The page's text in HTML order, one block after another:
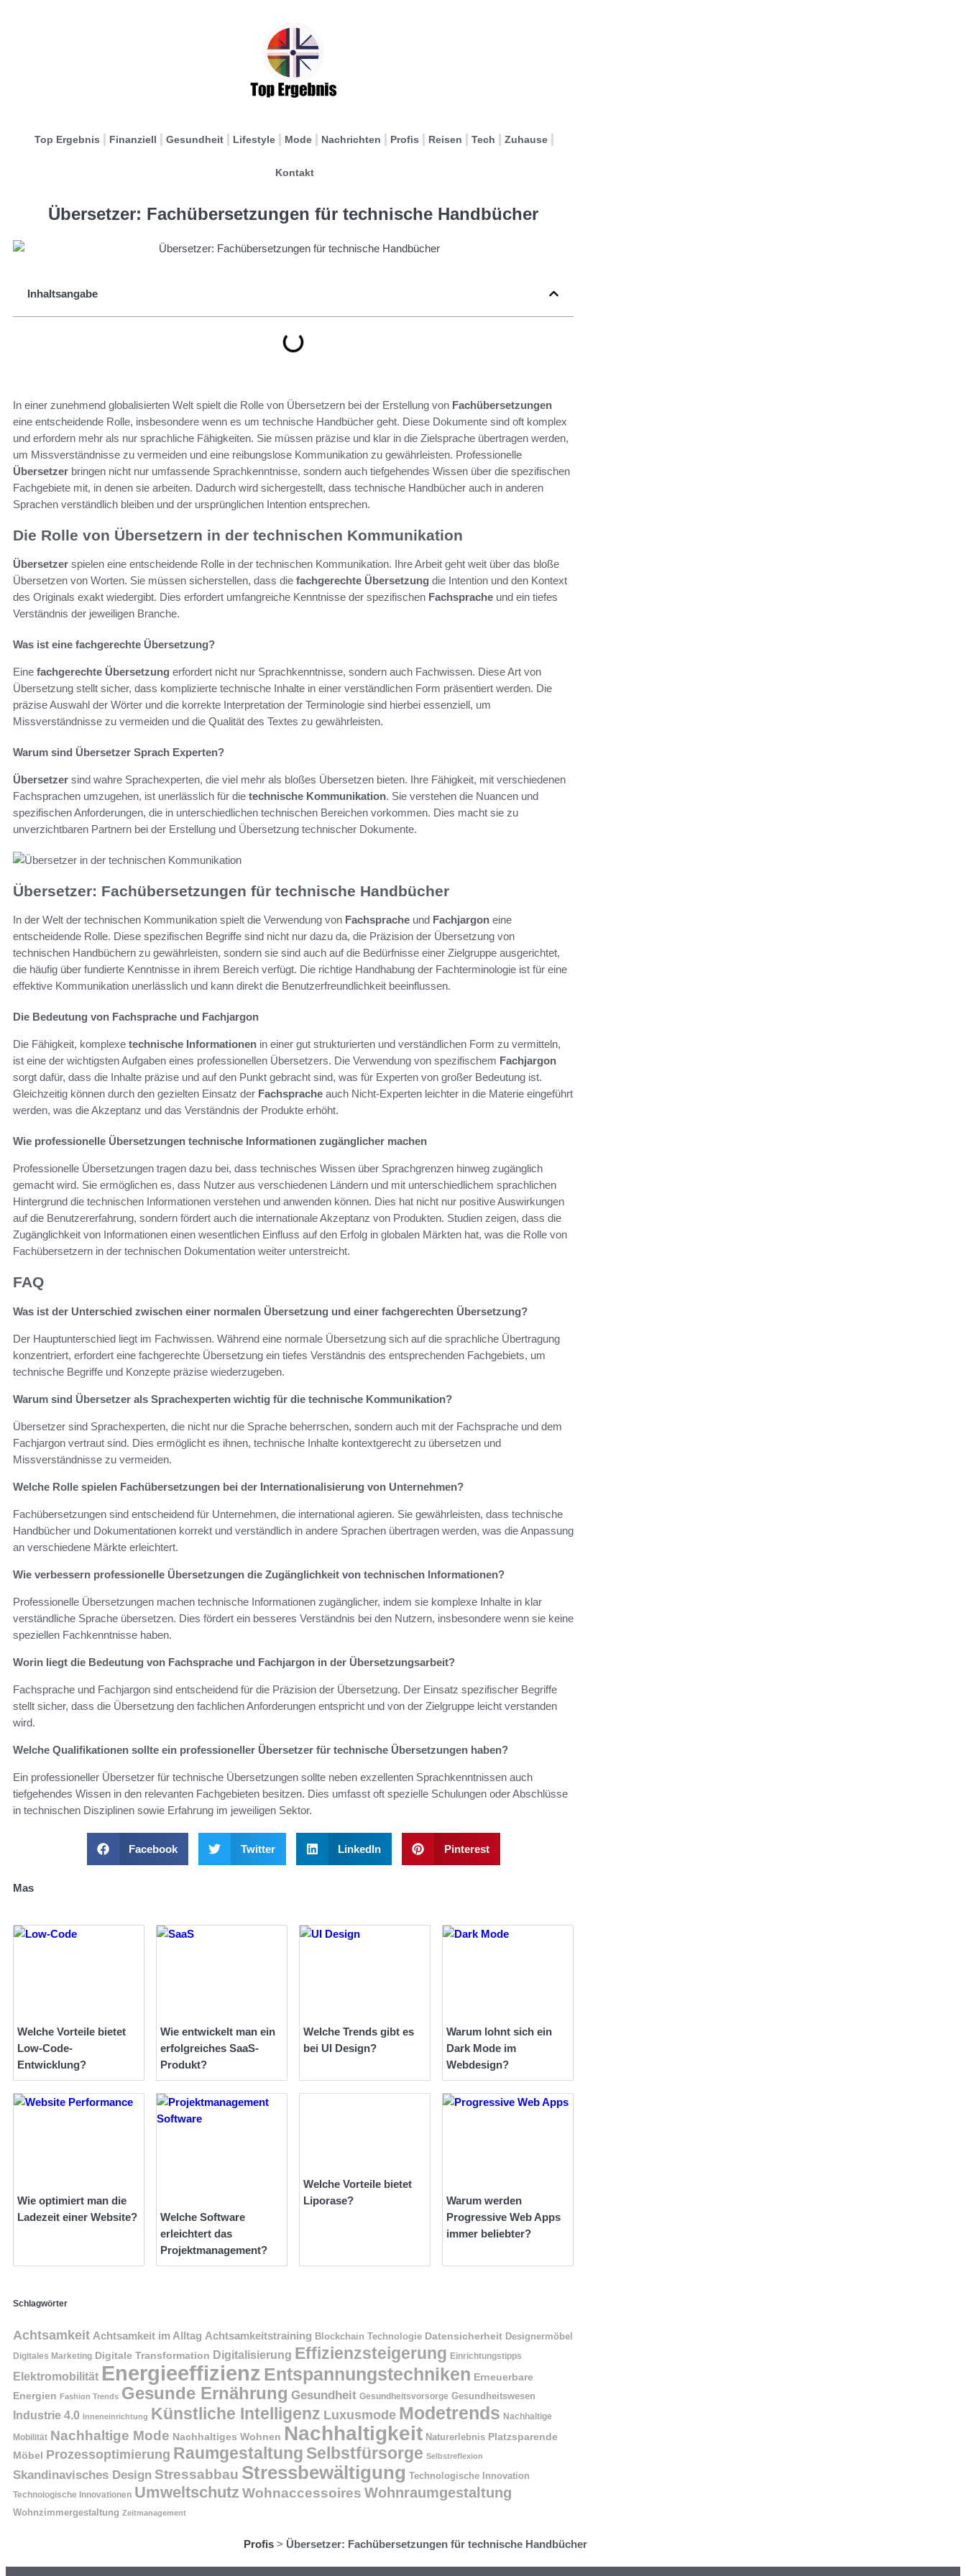
Top Ergebnis Finanziell Gesundheit Lifestyle Mode Nachrichten Profis Reisen Tech Zuhause
Kontakt
Übersetzer: Fachübersetzungen für technische Handbücher
Inhaltsangabe
In einer zunehmend globalisierten Welt spielt die Rolle von Übersetzern bei der Erstellung von Fachübersetzungen
eine entscheidende Rolle, insbesondere wenn es um technische Handbücher geht. Diese Dokumente sind oft komplex
und erfordern mehr als nur sprachliche Fähigkeiten. Sie müssen präzise und klar in die Zielsprache übertragen werden,
um Missverständnisse zu vermeiden und eine reibungslose Kommunikation zu gewährleisten. Professionelle
Übersetzer bringen nicht nur umfassende Sprachkenntnisse, sondern auch tiefgehendes Wissen über die spezifischen
Fachgebiete mit, in denen sie arbeiten. Dadurch wird sichergestellt, dass technische Handbücher auch in anderen
Sprachen verständlich bleiben und der ursprünglichen Intention entsprechen.
Die Rolle von Übersetzern in der technischen Kommunikation
Übersetzer spielen eine entscheidende Rolle in der technischen Kommunikation. Ihre Arbeit geht weit über das bloße
Übersetzen von Worten. Sie müssen sicherstellen, dass die fachgerechte Übersetzung die Intention und den Kontext
des Originals exakt wiedergibt. Dies erfordert umfangreiche Kenntnisse der spezifischen Fachsprache und ein tiefes
Verständnis der jeweiligen Branche.
Was ist eine fachgerechte Übersetzung?
Eine fachgerechte Übersetzung erfordert nicht nur Sprachkenntnisse, sondern auch Fachwissen. Diese Art von
Übersetzung stellt sicher, dass komplizierte technische Inhalte in einer verständlichen Form präsentiert werden. Die
präzise Auswahl der Wörter und die korrekte Interpretation der Terminologie sind hierbei essenziell, um
Missverständnisse zu vermeiden und die Qualität des Textes zu gewährleisten.
Warum sind Übersetzer Sprach Experten?
Übersetzer sind wahre Sprachexperten, die viel mehr als bloßes Übersetzen bieten. Ihre Fähigkeit, mit verschiedenen
Fachsprachen umzugehen, ist unerlässlich für die technische Kommunikation. Sie verstehen die Nuancen und
spezifischen Anforderungen, die in unterschiedlichen technischen Bereichen vorkommen. Dies macht sie zu
unverzichtbaren Partnern bei der Erstellung und Übersetzung technischer Dokumente.
Übersetzer: Fachübersetzungen für technische Handbücher
In der Welt der technischen Kommunikation spielt die Verwendung von Fachsprache und Fachjargon eine
entscheidende Rolle. Diese spezifischen Begriffe sind nicht nur dazu da, die Präzision der Übersetzung von
technischen Handbüchern zu gewährleisten, sondern sie sind auch auf die Bedürfnisse einer Zielgruppe ausgerichtet,
die häufig über fundierte Kenntnisse in ihrem Bereich verfügt. Die richtige Handhabung der Fachterminologie ist für eine
effektive Kommunikation unerlässlich und kann direkt die Benutzerfreundlichkeit beeinflussen.
Die Bedeutung von Fachsprache und Fachjargon
Die Fähigkeit, komplexe technische Informationen in einer gut strukturierten und verständlichen Form zu vermitteln,
ist eine der wichtigsten Aufgaben eines professionellen Übersetzers. Die Verwendung von spezifischem Fachjargon
sorgt dafür, dass die Inhalte präzise und auf den Punkt gebracht sind, was für Experten von großer Bedeutung ist.
Gleichzeitig können durch den gezielten Einsatz der Fachsprache auch Nicht-Experten leichter in die Materie eingeführt
werden, was die Akzeptanz und das Verständnis der Produkte erhöht.
Wie professionelle Übersetzungen technische Informationen zugänglicher machen
Professionelle Übersetzungen tragen dazu bei, dass technisches Wissen über Sprachgrenzen hinweg zugänglich
gemacht wird. Sie ermöglichen es, dass Nutzer aus verschiedenen Ländern und mit unterschiedlichem sprachlichen
Hintergrund die technischen Informationen verstehen und anwenden können. Dies hat nicht nur positive Auswirkungen
auf die Benutzererfahrung, sondern fördert auch die internationale Akzeptanz von Produkten. Studien zeigen, dass die
Zugänglichkeit von Informationen einen wesentlichen Einfluss auf den Erfolg in globalen Märkten hat, was die Rolle von
Fachübersetzern in der technischen Dokumentation weiter unterstreicht.
FAQ
Was ist der Unterschied zwischen einer normalen Übersetzung und einer fachgerechten Übersetzung?
Der Hauptunterschied liegt im Fachwissen. Während eine normale Übersetzung sich auf die sprachliche Übertragung
konzentriert, erfordert eine fachgerechte Übersetzung ein tiefes Verständnis des entsprechenden Fachgebiets, um
technische Begriffe und Konzepte präzise wiederzugeben.
Warum sind Übersetzer als Sprachexperten wichtig für die technische Kommunikation?
Übersetzer sind Sprachexperten, die nicht nur die Sprache beherrschen, sondern auch mit der Fachsprache und dem
Fachjargon vertraut sind. Dies ermöglicht es ihnen, technische Inhalte kontextgerecht zu übersetzen und
Missverständnisse zu vermeiden.
Welche Rolle spielen Fachübersetzungen bei der Internationalisierung von Unternehmen?
Fachübersetzungen sind entscheidend für Unternehmen, die international agieren. Sie gewährleisten, dass technische
Handbücher und Dokumentationen korrekt und verständlich in andere Sprachen übertragen werden, was die Anpassung
an verschiedene Märkte erleichtert.
Wie verbessern professionelle Übersetzungen die Zugänglichkeit von technischen Informationen?
Professionelle Übersetzungen machen technische Informationen zugänglicher, indem sie komplexe Inhalte in klar
verständliche Sprache übersetzen. Dies fördert ein besseres Verständnis bei den Nutzern, insbesondere wenn sie keine
speziellen Fachkenntnisse haben.
Worin liegt die Bedeutung von Fachsprache und Fachjargon in der Übersetzungsarbeit?
Fachsprache und Fachjargon sind entscheidend für die Präzision der Übersetzung. Der Einsatz spezifischer Begriffe
stellt sicher, dass die Übersetzung den fachlichen Anforderungen entspricht und von der Zielgruppe leicht verstanden
wird.
Welche Qualifikationen sollte ein professioneller Übersetzer für technische Übersetzungen haben?
Ein professioneller Übersetzer für technische Übersetzungen sollte neben exzellenten Sprachkenntnissen auch
tiefgehendes Wissen in den relevanten Fachgebieten besitzen. Dies umfasst oft spezielle Schulungen oder Abschlüsse
in technischen Disziplinen sowie Erfahrung im jeweiligen Sektor.
Facebook Twitter LinkedIn Pinterest
Mas
Welche Vorteile bietet
Low-Code-
Entwicklung?
Wie entwickelt man ein
erfolgreiches SaaS-
Produkt?
Welche Trends gibt es
bei UI Design?
Warum lohnt sich ein
Dark Mode im
Webdesign?
Wie optimiert man die
Ladezeit einer Website?
Welche Software
erleichtert das
Projektmanagement?
Welche Vorteile bietet
Liporase?
Warum werden
Progressive Web Apps
immer beliebter?
Schlagwörter
Achtsamkeit Achtsamkeit im Alltag Achtsamkeitstraining Blockchain Technologie Datensicherheit Designermöbel
Digitales Marketing Digitale Transformation Digitalisierung Effizienzsteigerung Einrichtungstipps
Elektromobilität Energieeffizienz Entspannungstechniken Erneuerbare
Energien Fashion Trends Gesunde Ernährung Gesundheit Gesundheitsvorsorge Gesundheitswesen
Industrie 4.0 Inneneinrichtung Künstliche Intelligenz Luxusmode Modetrends Nachhaltige
Mobilität Nachhaltige Mode Nachhaltiges Wohnen Nachhaltigkeit Naturerlebnis Platzsparende
Möbel Prozessoptimierung Raumgestaltung Selbstfürsorge Selbstreflexion
Skandinavisches Design Stressabbau Stressbewältigung Technologische Innovation
Technologische Innovationen Umweltschutz Wohnaccessoires Wohnraumgestaltung
Wohnzimmergestaltung Zeitmanagement
Profis > Übersetzer: Fachübersetzungen für technische Handbücher